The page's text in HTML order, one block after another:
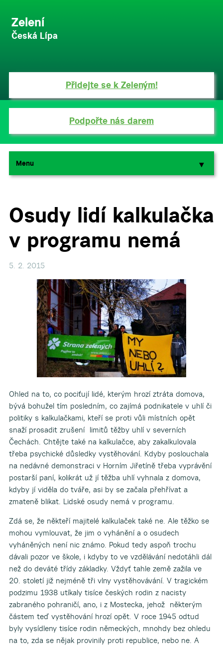
Zelení
Česká Lípa
Přidejte se k Zeleným!
Podpořte nás darem
Menu ▼
▼
Osudy lidí kalkulačka
v programu nemá
5. 2. 2015
Ohled na to, co pociťují lidé, kterým hrozí ztráta domova,
bývá bohužel tím posledním, co zajímá podnikatele v uhlí či
politiky s kalkulačkami, kteří se proti vůli místních opět
snaží prosadit zrušení limitů těžby uhlí v severních
Čechách. Chtějte také na kalkulačce, aby zakalkulovala
třeba psychické důsledky vystěhování. Kdyby poslouchala
na nedávné demonstraci v Horním Jiřetíně třeba vyprávění
postarší paní, kolikrát už jí těžba uhlí vyhnala z domova,
kdyby jí viděla do tváře, asi by se začala přehřívat a
zmateně blikat. Lidské osudy nemá v programu.
Zdá se, že někteří majitelé kalkulaček také ne. Ale těžko se
mohou vymlouvat, že jim o vyhánění a o osudech
vyháněných není nic známo. Pokud tedy aspoň trochu
dávali pozor ve škole, i kdyby to ve vzdělávání nedotáhli dál
než do deváté třídy základky. Vždyť tahle země zažila ve
20. století již nejméně tři vlny vystěhovávání. V tragickém
podzimu 1938 utíkaly tisíce českých rodin z nacisty
zabraného pohraničí, ano, i z Mostecka, jehož některým
částem teď vystěhování hrozí opět. V roce 1945 odtud
byly vysídleny tisíce rodin německých, mnohdy bez ohledu
na to, zda se nějak provinily proti republice, nebo ne. A